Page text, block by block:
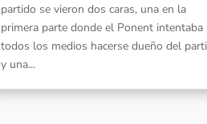
partido se vieron dos caras, una en la
primera parte donde el Ponent intentaba
todos los medios hacerse dueño del
y una...